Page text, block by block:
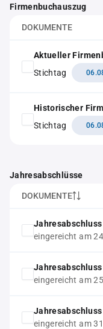
Firmenbuchauszug
DOKUMENTE
Aktueller
Stichtag
Historischer
Stichtag
Jahresabschlüsse
DOKUMENTE
eingereicht am
eingereicht am
eingereicht am